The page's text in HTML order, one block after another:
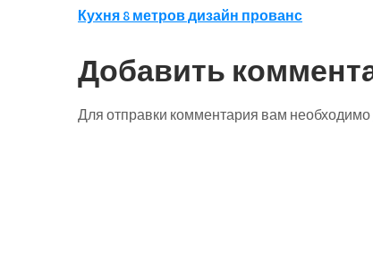
Навигация
по
записям
Кухня 8 метров дизайн прованс
Добавить
Для отправки комментария вам необходимо